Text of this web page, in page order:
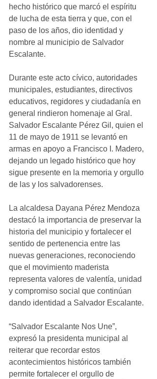
hecho histórico que marcó el espíritu
de lucha de esta tierra y que, con el
paso de los años, dio identidad y
nombre al municipio de Salvador
Escalante.
Durante este acto cívico, autoridades
municipales, estudiantes, directivos
educativos, regidores y ciudadanía en
general rindieron homenaje al Gral.
Salvador Escalante Pérez Gil, quien el
11 de mayo de 1911 se levantó en
armas en apoyo a Francisco I. Madero,
dejando un legado histórico que hoy
sigue presente en la memoria y orgullo
de las y los salvadorenses.
La alcaldesa Dayana Pérez Mendoza
destacó la importancia de preservar la
historia del municipio y fortalecer el
sentido de pertenencia entre las
nuevas generaciones, reconociendo
que el movimiento maderista
representa valores de valentía, unidad
y compromiso social que continúan
dando identidad a Salvador Escalante.
“Salvador Escalante Nos Une”,
expresó la presidenta municipal al
reiterar que recordar estos
acontecimientos históricos también
permite fortalecer el orgullo de